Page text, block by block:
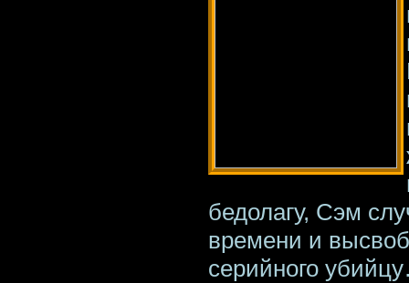
бедолагу, Сэм
времени и
серийного